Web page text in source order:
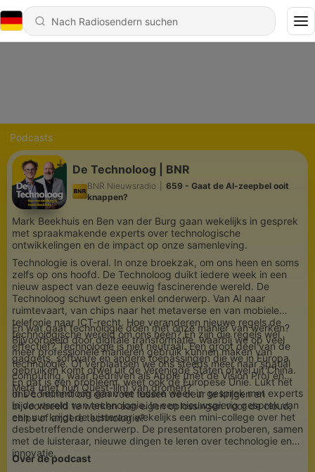
Podcasts
De Technoloog | BNR
BNR Nieuwsradio
659 - Gaat de AI-zeepbel ooit
knappen?
Mark Beekhuis en Ben van der Burg gaan wekelijks in gesprek
met spraakmakende experts over technologische
ontwikkelingen en de impact op onze samenleving.
Technologie is overal. In onze broekzak, om ons heen en soms
zelfs op ons hoofd. De Technoloog duikt iedere week in een
nieuw aspect van deze eeuwig fascinerende wereld. De
Technoloog schuwt geen enkel onderwerp. Van AI naar
ruimtevaart, van chips naar het metaverse en van mobiele
telefonie naar ICT-recht. Hoe veranderen nieuwe regels de
technologische wereld om ons heen? En zijn die regels wel
effectief? Technologie is niet neutraal. Een groot deel van de
gadgets, software en andere toepassingen die we in Europa
gebruiken komt ofwel uit de Verenigde Staten ofwel uit China.
En dat is een probleem, weet ook de Europese Unie. Lukt het
ons continent om een voet tussen de deur te krijgen en
bijvoorbeeld te werken aan eigen oplossingen voor de cloud,
chips of andere technologie?
En wat gaat technologie doen met onze manier van werken?
Bijvoorbeeld door digitale transformatie, waarbij we op veel
meer professionele manieren gebruik kunnen maken van
technologie. Of verplaatsen we ons steeds meer naar spatial
computing, waar bedrijven als Apple (met de Vision Pro) en
Meta (met hun Quest-lijn) van dromen?
In De Technoloog gaan we iedere week in gesprek met experts
in de wereld van technologie. In een nieuwsgierig gesprek van
een uur krijgt de luisteraar wekelijks een mini-college over het
desbetreffende onderwerp. De presentatoren proberen, samen
met de luisteraar, nieuwe dingen te leren over technologie en
innovatie.
Over de podcast